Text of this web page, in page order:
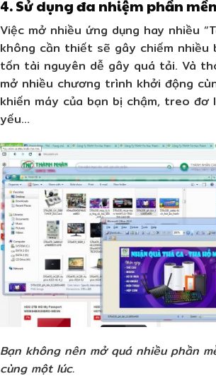
4. Sử dụng đa nhiệm phần
Việc mở nhiều ứng dụng hay nhiều
không cần thiết sẽ gây chiếm nhiều
tốn tài nguyên dễ gây quá tải. Và
mở nhiều chương trình khởi động
khiến máy của bạn bị chậm, treo
yếu…
Bạn không nên mở quá nhiều phần
cùng một lúc.